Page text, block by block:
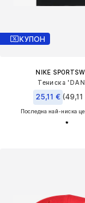
КУПОН
NIKE
Тениска
25,11 € (49,11
Последна най-ниска